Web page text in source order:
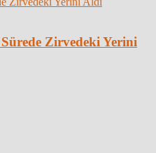
Zirvedeki Yerini